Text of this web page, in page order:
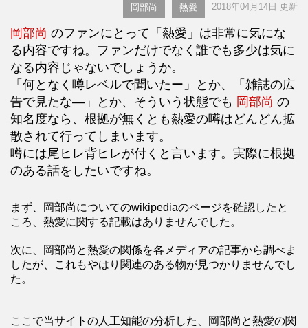
岡部尚 熱愛 2018年04月14日 更新
岡部尚 のファンにとって「熱愛」は非常に気にな
る内容ですね。ファンだけでなく誰でも多少は気に
なる内容じゃないでしょうか。
「何となく噂レベルで聞いたー」とか、「雑誌の広
告で見たな―」とか、そういう状態でも 岡部尚 の
知名度なら、根拠が無くとも熱愛の噂はどんどん拡
散されて行ってしまいます。
噂には尾ヒレ背ヒレが付くと言います。実際に根拠
のある話をしたいですね。
まず、岡部尚についてのwikipediaのページを確認したと
ころ、熱愛に関する記載はありませんでした。
次に、岡部尚と熱愛の関係を各メディアの記事から調べま
したが、これもやはり関連のある物が見つかりませんでし
た。
ここで当サイトの人工知能の分析した、岡部尚と熱愛の関